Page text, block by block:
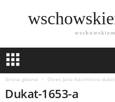
Strona główna Okres Jana Kazimierza
Dukat-1653-a